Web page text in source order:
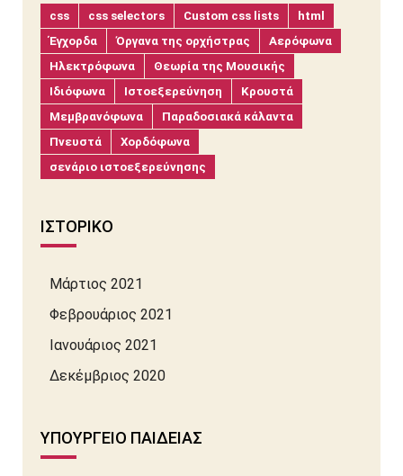
css css selectors Custom css lists
html
Έγχορδα
Όργανα της ορχήστρας
Αερόφωνα
Ηλεκτρόφωνα
Θεωρία της Μουσικής
Ιδιόφωνα
Ιστοεξερεύνηση
Κρουστά
Μεμβρανόφωνα
Παραδοσιακά κάλαντα
Πνευστά
Χορδόφωνα
σενάριο ιστοεξερεύνησης
ΙΣΤΟΡΙΚΌ
Μάρτιος 2021
Φεβρουάριος 2021
Ιανουάριος 2021
Δεκέμβριος 2020
ΥΠΟΥΡΓΕΊΟ ΠΑΙΔΕΊΑΣ